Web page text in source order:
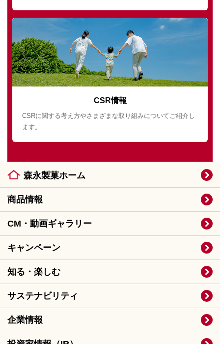
CSR情報
CSRに関する考え方やさまざまな取り組みについてご紹介し
ます。
森永製菓ホーム
商品情報
CM・動画ギャラリー
キャンペーン
知る・楽しむ
サステナビリティ
企業情報